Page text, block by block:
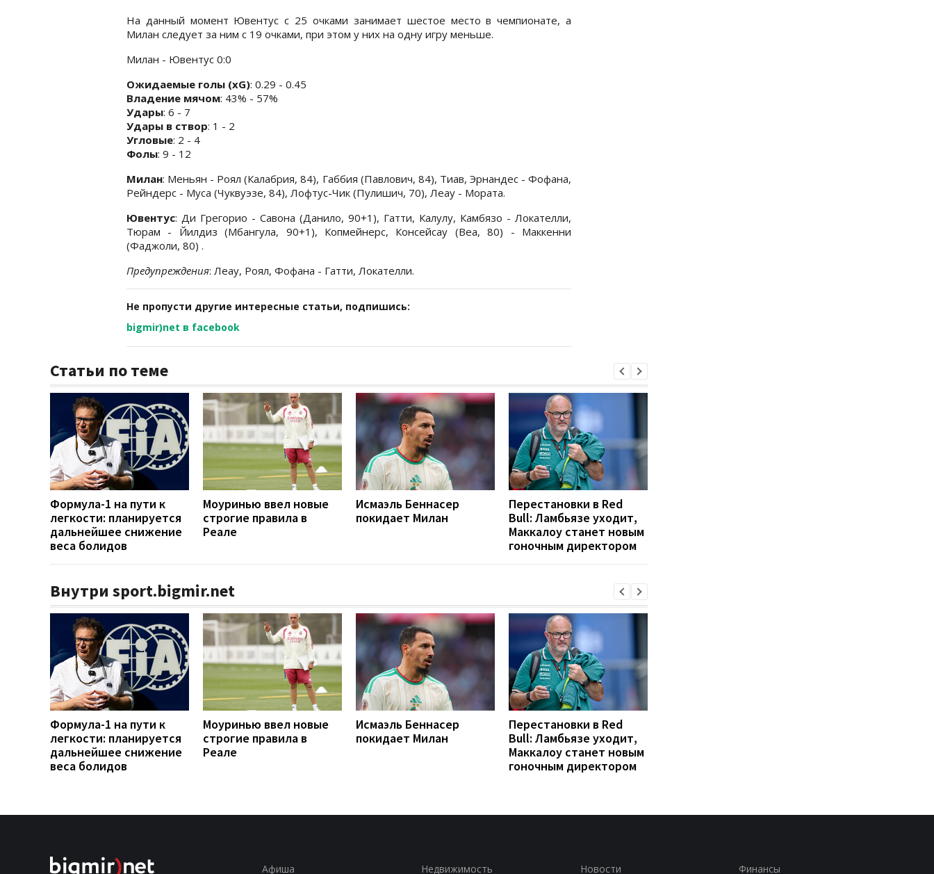
На данный момент Ювентус с 25 очками занимает шестое место в чемпионате, а
Милан следует за ним с 19 очками, при этом у них на одну игру меньше.
Милан - Ювентус 0:0
Ожидаемые голы (xG): 0.29 - 0.45
Владение мячом: 43% - 57%
Удары: 6 - 7
Удары в створ: 1 - 2
Угловые: 2 - 4
Фолы: 9 - 12
Милан: Меньян - Роял (Калабрия, 84), Габбия (Павлович, 84), Тиав, Эрнандес - Фофана,
Рейндерс - Муса (Чуквуэзе, 84), Лофтус-Чик (Пулишич, 70), Леау - Мората.
Ювентус: Ди Грегорио - Савона (Данило, 90+1), Гатти, Калулу, Камбязо - Локателли,
Тюрам - Йилдиз (Мбангула, 90+1), Копмейнерс, Консейсау (Веа, 80) - Маккенни
(Фаджоли, 80) .
Предупреждения: Леау, Роял, Фофана - Гатти, Локателли.
Не пропусти другие интересные статьи, подпишись:
bigmir)net в facebook
Статьи по теме
Формула-1 на пути к
легкости: планируется
дальнейшее снижение
веса болидов
Моуринью ввел новые
строгие правила в
Реале
Исмаэль Беннасер
покидает Милан
Перестановки в Red
Bull: Ламбьязе уходит,
Маккалоу станет новым
гоночным директором
Внутри sport.bigmir.net
Формула-1 на пути к
легкости: планируется
дальнейшее снижение
веса болидов
Моуринью ввел новые
строгие правила в
Реале
Исмаэль Беннасер
покидает Милан
Перестановки в Red
Bull: Ламбьязе уходит,
Маккалоу станет новым
гоночным директором
Афиша Недвижимость Новости Финансы